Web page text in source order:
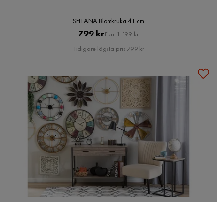
SELLANA Blomkruka 41 cm
Pris
799 kr Original
Pris
Förr 1 199 kr
Tidigare lägsta pris 799 kr